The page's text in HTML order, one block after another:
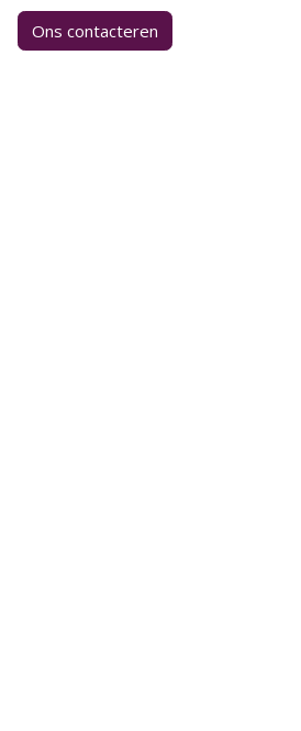
Ons contacteren